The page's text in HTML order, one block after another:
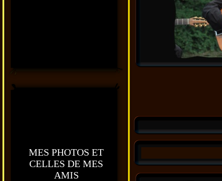
MES PHOTOS ET
CELLES DE MES
AMIS